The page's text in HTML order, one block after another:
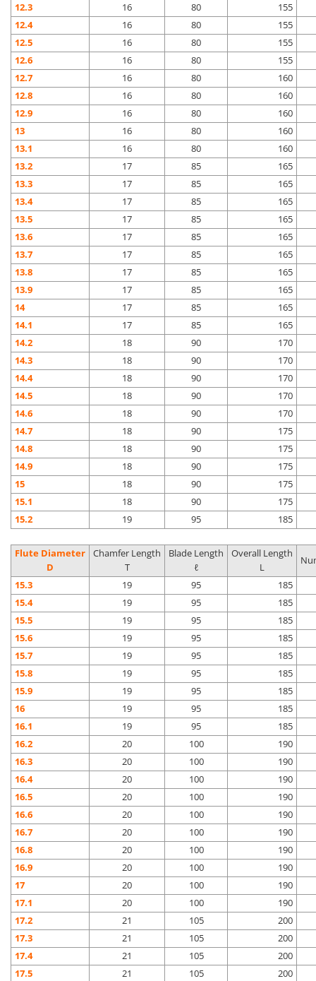
12.3
16 80
155
12.4
16 80
155
12.5
16 80
155
12.6
16 80
155
12.7
16 80
160
12.8
16 80
160
12.9
16 80
160
13
16 80
160
13.1
16 80
160
13.2
17 85
165
13.3
17 85
165
13.4
17 85
165
13.5
17 85
165
13.6
17 85
165
13.7
17 85
165
13.8
17 85
165
13.9
17 85
165
14
17 85
165
14.1
17 85
165
14.2
18 90
170
14.3
18 90
170
14.4
18 90
170
14.5
18 90
170
14.6
18 90
170
14.7
18 90
175
14.8
18 90
175
14.9
18 90
175
15
18 90
175
15.1
18 90
175
15.2
19 95 185
Flute Diameter
D
Chamfer Length
T
Blade Length
ℓ
Overall Length
L
15.3 19 95
185
15.4
19 95
185
15.5
19 95
185
15.6
19 95
185
15.7
19 95
185
15.8
19 95
185
15.9
19 95
185
16
19 95
185
16.1
19 95
185
16.2
20 100
190
16.3
20 100
190
16.4
20 100
190
16.5
20 100
190
16.6
20 100
190
16.7
20 100
190
16.8
20 100
190
16.9
20 100
190
17
20 100
190
17.1
20 100
190
17.2
21 105
200
17.3
21 105
200
17.4
21 105
200
17.5
21 105 200